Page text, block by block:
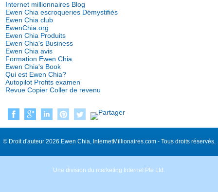
Internet millionnaires Blog
Ewen Chia escroqueries Démystifiés
Ewen Chia club
EwenChia.org
Ewen Chia Produits
Ewen Chia's Business
Ewen Chia avis
Formation Ewen Chia
Ewen Chia's Book
Qui est Ewen Chia?
Autopilot Profits examen
Revue Copier Coller de revenu
© Droit d'auteur 2026 Ewen Chia, InternetMillionaires.com - Tous droits réservés.
Une division du marketing Internet Pte Ltd.